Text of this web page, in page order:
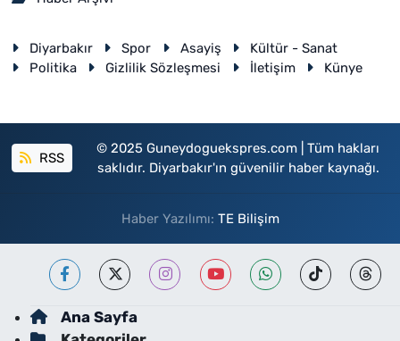
Diyarbakır Spor Asayiş
Kültür - Sanat
Politika
Gizlilik Sözleşmesi İletişim Künye
RSS
© 2025 Guneydoguekspres.com | Tüm hakları
saklıdır. Diyarbakır'ın güvenilir haber kaynağı.
Haber Yazılımı: TE Bilişim
Ana Sayfa